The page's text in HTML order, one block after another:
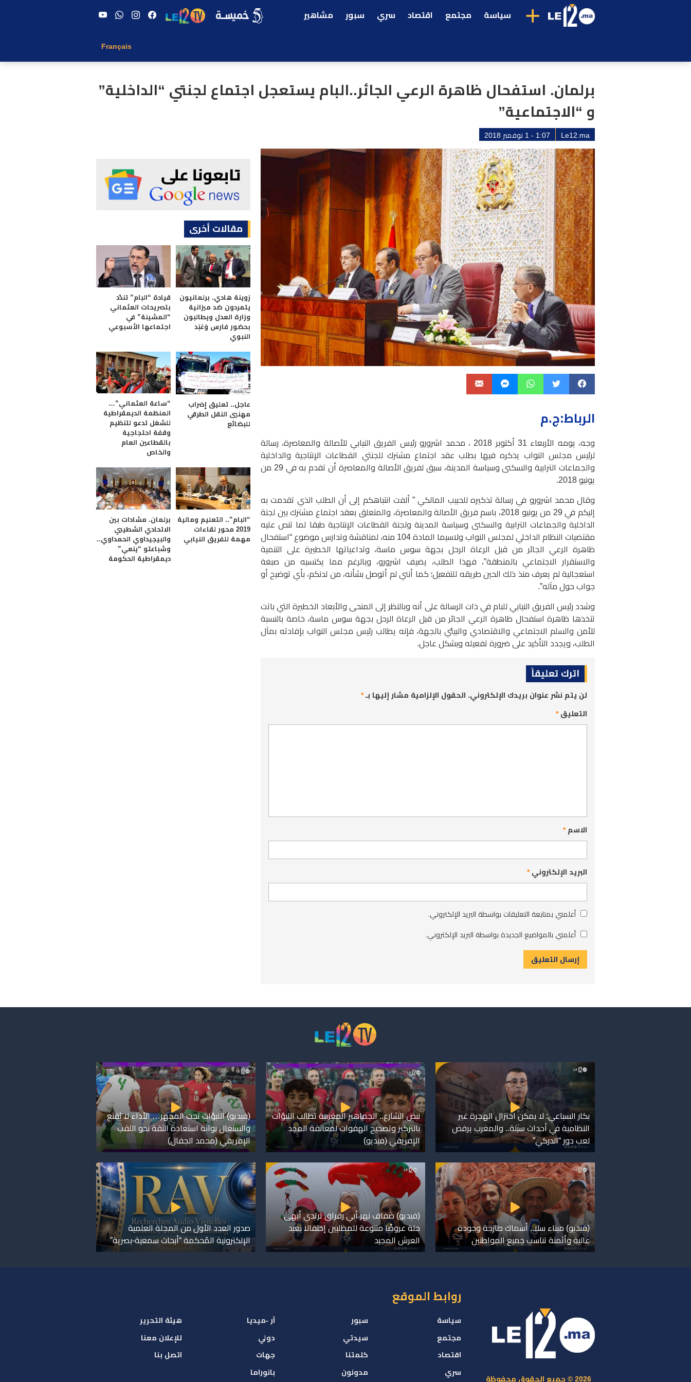
+ سياسة مجتمع اقتصاد سري سبور مشاهير
Français
برلمان. استفحال ظاهرة الرعي الجائر..البام يستعجل اجتماع لجنتي “الداخلية”
و “الاجتماعية”
Le12.ma 1:07 - 1 نوفمبر 2018
الرباط:ج.م
وجه، يومه الأربعاء 31 أكتوبر 2018 ، محمد اشرورو رئيس الفريق النيابي للأصالة والمعاصرة، رسالة
لرئيس مجلس النواب يذكره فيها بطلب عقد اجتماع مشترك للجنتي القطاعات الإنتاجية والداخلية
والجماعات الترابية والسكنى وسياسة المدينة، سبق لفريق الأصالة والمعاصرة أن تقدم به في 29 من
يونيو 2018.
وقال محمد اشرورو في رسالة تذكيره للحبيب المالكي ” ألفت انتباهكم إلى أن الطلب الذي تقدمت به
إليكم في 29 من يونيو 2018، باسم فريق الأصالة والمعاصرة، والمتعلق بعقد اجتماع مشترك بين لجنة
الداخلية والجماعات الترابية والسكنى وسياسة المدينة ولجنة القطاعات الإنتاجية طبقا لما تنص عليه
مقتضيات النظام الداخلي لمجلس النواب ولاسيما المادة 104 منه، لمناقشة وتدارس موضوع “استفحال
ظاهرة الرعي الجائر من قبل الرعاة الرحل بجهة سوس ماسة، وتداعياتها الخطيرة على التنمية
والاستقرار الاجتماعي بالمنطقة”، فهذا الطلب، يضيف اشرورو، وبالرغم مما يكتسيه من صبغة
استعجالية لم يعرف منذ ذلك الحين طريقه للتفعيل؛ كما أنني لم أتوصل بشأنه، من لدنكم، بأي توضيح أو
جواب حول مآله”.
وشدد رئيس الفريق النيابي للبام في ذات الرسالة على أنه وبالنظر إلى المنحى والأبعاد الخطيرة التي باتت
تتخذها ظاهرة استفحال ظاهرة الرعي الجائر من قبل الرعاة الرحل بجهة سوس ماسة، خاصة بالنسبة
للأمن والسلم الاجتماعي والاقتصادي والبيئي بالجهة، فإنه يطالب رئيس مجلس النواب بإفادته بمآل
الطلب، ويجدد التأكيد على ضرورة تفعيله وبشكل عاجل.
اترك تعليقاً
لن يتم نشر عنوان بريدك الإلكتروني. الحقول الإلزامية مشار إليها بـ*
التعليق*
الاسم*
البريد الإلكتروني*
أعلمني بمتابعة التعليقات بواسطة البريد الإلكتروني.
أعلمني بالمواضيع الجديدة بواسطة البريد الإلكتروني.
مقالات أخرى
زوينة هادي. برلمانيون
يتمردون ضد ميزانية
وزارة العدل ويطالبون
بحضور فارس وَعَبَد
النبوي
قيادة “البام” تندّد
بتصريحات العثماني
“المشينة” في
اجتماعها الأسبوعي
عاجل.. تعليق إضراب
مهنيي النقل الطرقي
للبضائع
“ساعة العثماني”…
المنظمة الديمقراطية
للشغل تدعو لتنظيم
وقفة احتجاجية
بالقطاعين العام
والخاص
“البام”.. التعليم ومالية
2019 محور لقاءات
مهمة للفريق النيابي
برلمان. مشادات بين
الاتحادي الشطيبي
والبيجيداوي الحمداوي..
وشباعتو “ينعي”
ديمقراطية الحكومة
بكار السباعي: لا يمكن اختزال الهجرة غير
النظامية في أحداث سبتة.. والمغرب يرفض
لعب دور “الدركي”
نبض الشارع.. الجماهير المغربية تطالب اللبؤات
بالتركيز وتصحيح الهفوات لمعانقة المجد
الإفريقي (فيديو)
(فيديو) اللبؤات تحت المجهر… الأداء لا يُقنع
والسنغال بوابة استعادة الثقة نحو اللقب
الإفريقي (محمد الجفال)
(فيديو) ميناء سلا.. أسماك طازجة وجودة
عالية وأثمنة تناسب جميع المواطنين
(فيديو) ضفاف نهر أبي رقراق ترتدي أبهى
حلة عروضًا متنوعة للمظليين إحتفالا بعيد
العرش المجيد
صدور العدد الأول من المجلة العلمية
الإلكترونية المُحكمة “أبحاث سمعية-بصرية”
2026 © جميع الحقوق محفوظة
روابط الموقع
سياسة
مجتمع
اقتصاد
سري
سبور
سيدتي
كلمتنا
مدونون
آر -ميديا
دولي
جهات
بانوراما
هيئة التحرير
للإعلان معنا
اتصل بنا